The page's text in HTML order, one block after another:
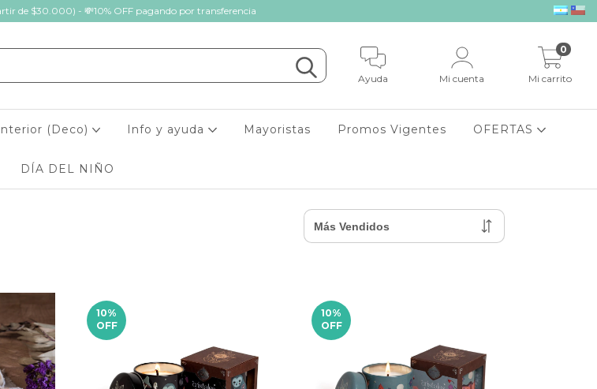
de $30.000) - 💸10% OFF pagando por transferencia
Ayuda Mi cuenta Mi carrito
0
(Deco) Info y ayuda Mayoristas Promos Vigentes OFERTAS
DÍA DEL NIÑO
10%
OFF
10%
OFF